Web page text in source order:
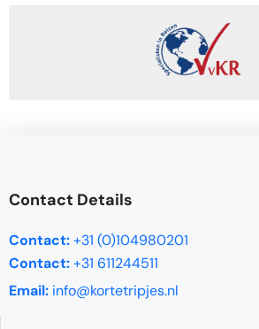
Contact Details
Contact:+31 (0)104980201
Contact:+31 611244511
Email: info@kortetripjes.nl